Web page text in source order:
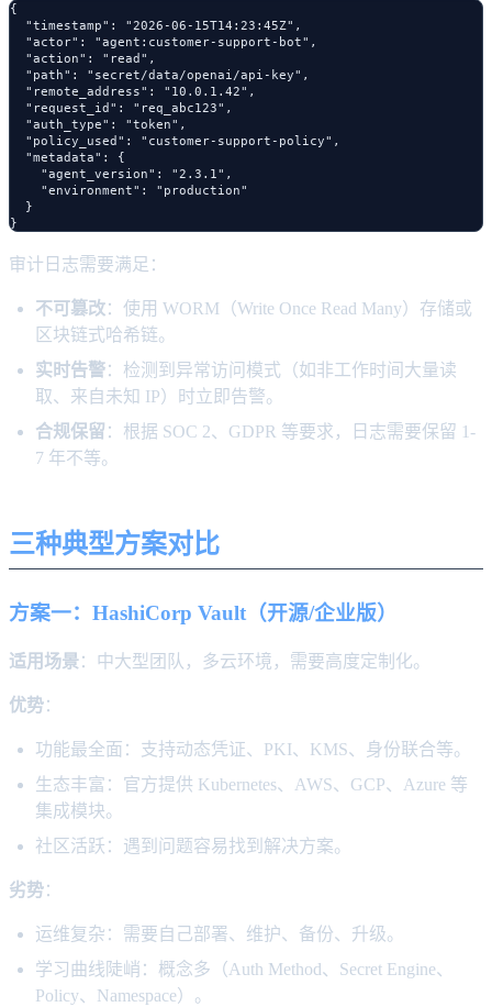
{
  "timestamp": "2026-06-15T14:23:45Z",
  "actor": "agent:customer-support-bot",
  "action": "read",
  "path": "secret/data/openai/api-key",
  "remote_address": "10.0.1.42",
  "request_id": "req_abc123",
  "auth_type": "token",
  "policy_used": "customer-support-policy",
  "metadata": {
    "agent_version": "2.3.1",
    "environment": "production"
  }
审计日志需要满足：
不可篡改：使用 WORM（Write Once Read Many）存储或
区块链式哈希链。
实时告警：检测到异常访问模式（如非工作时间大量读
取、来自未知 IP）时立即告警。
合规保留 ：根据 SOC 2、GDPR 等要求，日志需要保留 1-
7 年不等。
三种典型方案对比
方案一：HashiCorp Vault（开源/企业版）
适用场景：中大型团队，多云环境，需要高度定制化。
优势：
功能最全面：支持动态凭证、PKI、KMS、身份联合等。
生态丰富：官方提供 Kubernetes、AWS、GCP、Azure 等
集成模块。
社区活跃：遇到问题容易找到解决方案。
劣势：
运维复杂：需要自己部署、维护、备份、升级。
学习曲线陡峭：概念多（Auth Method、Secret Engine、
Policy、Namespace）。